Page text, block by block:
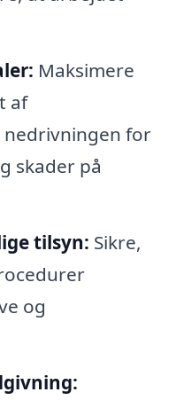
Maksimere
af
for
skader på
tilsyn: Sikre,
og